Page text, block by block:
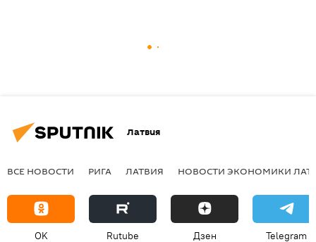
Латвия
ВСЕ НОВОСТИ РИГА ЛАТВИЯ НОВОСТИ ЭКОНОМИКИ
OK Rutube Дзен Telegram